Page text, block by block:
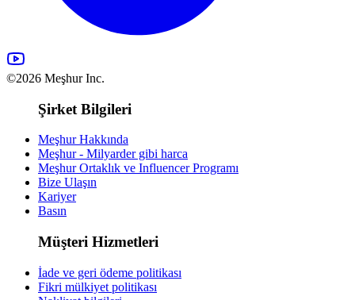
©2026 Meşhur Inc.
Şirket Bilgileri
Meşhur Hakkında
Meşhur - Milyarder gibi harca
Meşhur Ortaklık ve Influencer Programı
Bize Ulaşın
Kariyer
Basın
Müşteri Hizmetleri
İade ve geri ödeme politikası
Fikri mülkiyet politikası